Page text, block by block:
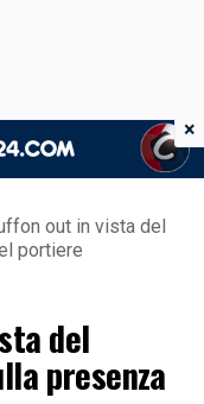
out in vista del
portiere
del
presenza
×